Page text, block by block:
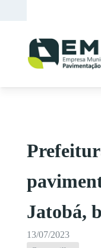
Jatobá,
13/07/2023